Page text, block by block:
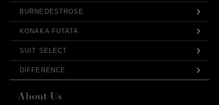
BURNEDESTROSE
KONAKA FUTATA
SUIT SELECT
DIFFERENCE